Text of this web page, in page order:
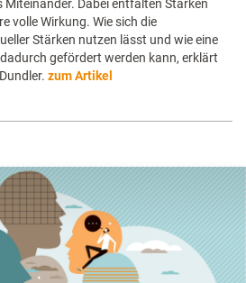
Dabei entfalten Stärken
volle Wirkung. Wie sich die
Stärken nutzen lässt und wie eine
gefördert werden kann, erklärt
zum Artikel